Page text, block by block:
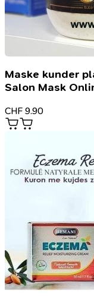
Maske kunder
Salon Mask
CHF 9.90